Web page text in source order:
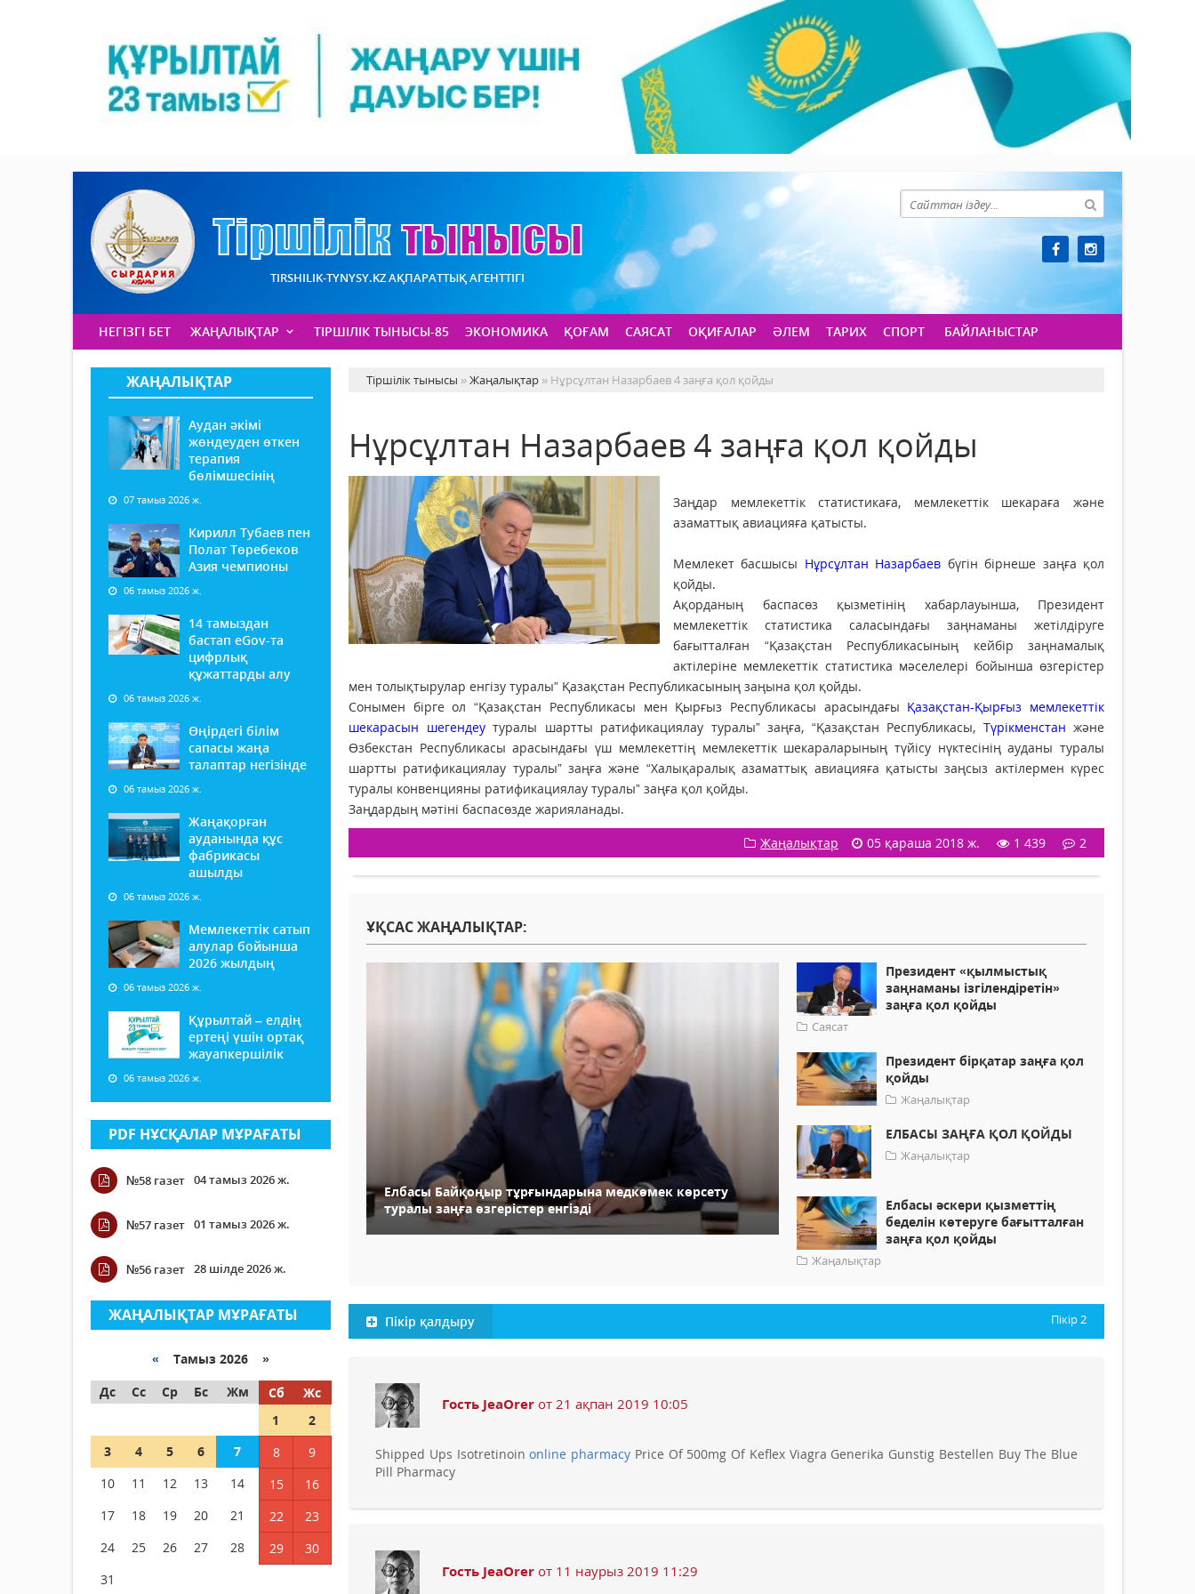
TIRSHILIK-TYNYSY.KZ АҚПАРАТТЫҚ АГЕНТТІГІ
НЕГІЗГІ БЕТ ЖАҢАЛЫҚТАР ТІРШІЛІК ТЫНЫСЫ-85 ЭКОНОМИКА ҚОҒАМ САЯСАТ ОҚИҒАЛАР ӘЛЕМ ТАРИХ СПОРТ БАЙЛАНЫСТАР
ЖАҢАЛЫҚТАР
Аудан әкімі
жөндеуден өткен
терапия
бөлімшесінің
07 тамыз 2026 ж.
Кирилл Тубаев пен
Полат Төребеков
Азия чемпионы
06 тамыз 2026 ж.
14 тамыздан
бастап еGov-та
цифрлық
құжаттарды алу
06 тамыз 2026 ж.
Өңірдегі білім
сапасы жаңа
талаптар негізінде
06 тамыз 2026 ж.
Жаңақорған
ауданында құс
фабрикасы
ашылды
06 тамыз 2026 ж.
Мемлекеттік сатып
алулар бойынша
2026 жылдың
06 тамыз 2026 ж.
Құрылтай – елдің
ертеңі үшін ортақ
жауапкершілік
06 тамыз 2026 ж.
PDF НҰСҚАЛАР МҰРАҒАТЫ
№58 газет 04 тамыз 2026 ж.
№57 газет 01 тамыз 2026 ж.
№56 газет 28 шілде 2026 ж.
ЖАҢАЛЫҚТАР МҰРАҒАТЫ
« Тамыз 2026 »
Дс
Сс Ср Бс Жм Сб
Жс
1
2
3
4 5 6 7 8
9
10
11 12 13 14 15
16
17
18 19 20 21 22
23
24
25 26 27 28 29
30
31
Тіршілік тынысы »Жаңалықтар » Нұрсұлтан Назарбаев 4 заңға қол қойды
Нұрсұлтан Назарбаев 4 заңға қол қойды
Заңдар мемлекеттік статистикаға, мемлекеттік шекараға және
азаматтық авиацияға қатысты.
Мемлекет басшысы Нұрсұлтан Назарбаев бүгін бірнеше заңға қол
қойды.
Ақорданың баспасөз қызметінің хабарлауынша, Президент
мемлекеттік статистика саласындағы заңнаманы жетілдіруге
бағытталған “Қазақстан Республикасының кейбір заңнамалық
актілеріне мемлекеттік статистика мәселелері бойынша өзгерістер
мен толықтырулар енгізу туралы” Қазақстан Республикасының заңына қол қойды.
Сонымен бірге ол “Қазақстан Республикасы мен Қырғыз Республикасы арасындағы Қазақстан-Қырғыз мемлекеттік
шекарасын шегендеутуралы шартты ратификациялау туралы” заңға, “Қазақстан Республикасы, Түрікменстан және
Өзбекстан Республикасы арасындағы үш мемлекеттің мемлекеттік шекараларының түйісу нүктесінің ауданы туралы
шартты ратификациялау туралы” заңға және “Халықаралық азаматтық авиацияға қатысты заңсыз актілермен күрес
туралы конвенцияны ратификациялау туралы” заңға қол қойды.
Заңдардың мәтіні баспасөзде жарияланады.
Жаңалықтар
05 қараша 2018 ж. 1 439 2
ҰҚСАС ЖАҢАЛЫҚТАР:
Елбасы Байқоңыр тұрғындарына медкөмек көрсету
туралы заңға өзгерістер енгізді
Президент «қылмыстық
заңнаманы ізгілендіретін»
заңға қол қойды
Саясат
Президент бірқатар заңға қол
қойды
Жаңалықтар
ЕЛБАСЫ ЗАҢҒА ҚОЛ ҚОЙДЫ
Жаңалықтар
Елбасы әскери қызметтің
беделін көтеруге бағытталған
заңға қол қойды
Жаңалықтар
Пікір қалдыру Пікір2
Гость JeaOrer от 21 ақпан 2019 10:05
Shipped Ups Isotretinoinonline pharmacy Price Of 500mg Of Keflex Viagra Generika Gunstig Bestellen Buy The Blue
Pill Pharmacy
Гость JeaOrer от 11 наурыз 2019 11:29